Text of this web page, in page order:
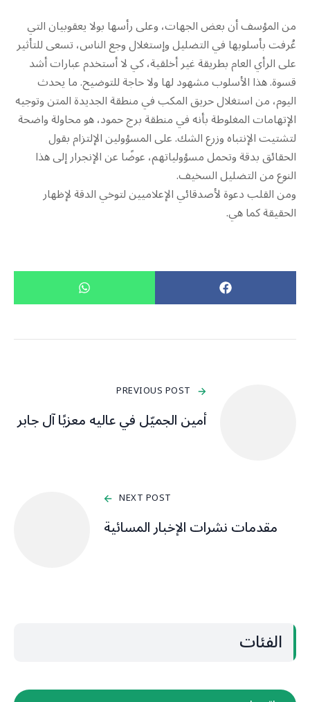
من المؤسف أن بعض الجهات، وعلى رأسها بولا يعقوبيان التي
عُرفت بأسلوبها في التضليل وإستغلال وجع الناس، تسعى للتأثير
على الرأي العام بطريقة غير أخلقية، كي لا أستخدم عبارات أشد
قسوة. هذا الأسلوب مشهود لها ولا حاجة للتوضيح. ما يحدث
اليوم، من استغلال حريق المكب في منطقة الجديدة المتن وتوجيه
الإتهامات المغلوطة بأنه في منطقة برج حمود، هو محاولة واضحة
لتشتيت الإنتباه وزرع الشك. على المسؤولين الإلتزام بقول
الحقائق بدقة وتحمل مسؤولياتهم، عوضًا عن الإنجرار إلى هذا
النوع من التضليل السخيف.
ومن القلب دعوة لأصدقائي الإعلاميين لتوخي الدقة لإظهار
الحقيقة كما هي.
PREVIOUS POST
أمين الجميّل في عاليه معزيًا آل جابر
NEXT POST
مقدمات نشرات الإخبار المسائية
الفئات